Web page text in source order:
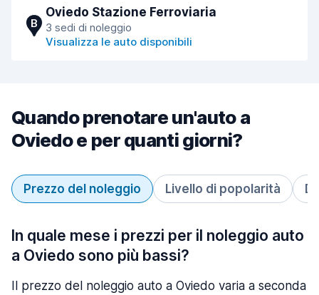
B
Oviedo Stazione Ferroviaria
3 sedi di noleggio
Visualizza le auto disponibili
Quando prenotare un'auto a
Oviedo e per quanti giorni?
Prezzo del noleggio Livello di popolarità
In quale mese i prezzi per il noleggio auto
a Oviedo sono più bassi?
Il prezzo del noleggio auto a Oviedo varia a seconda